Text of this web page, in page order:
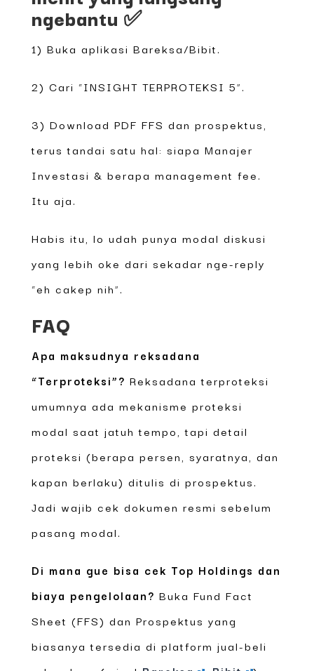
ngebantu ✅
1) Buka aplikasi Bareksa/Bibit.
2) Cari “INSIGHT TERPROTEKSI 5”.
3) Download PDF FFS dan prospektus,
terus tandai satu hal: siapa Manajer
Investasi & berapa management fee.
Itu aja.
Habis itu, lo udah punya modal diskusi
yang lebih oke dari sekadar nge-reply
“eh cakep nih”.
FAQ
Apa maksudnya reksadana
“Terproteksi”? Reksadana terproteksi
umumnya ada mekanisme proteksi
modal saat jatuh tempo, tapi detail
proteksi (berapa persen, syaratnya, dan
kapan berlaku) ditulis di prospektus.
Jadi wajib cek dokumen resmi sebelum
pasang modal.
Di mana gue bisa cek Top Holdings dan
biaya pengelolaan? Buka Fund Fact
Sheet (FFS) dan Prospektus yang
biasanya tersedia di platform jual-beli